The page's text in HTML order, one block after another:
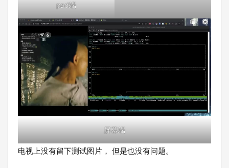
pad端
屏幕端
电视上没有留下测试图片， 但是也没有问题。